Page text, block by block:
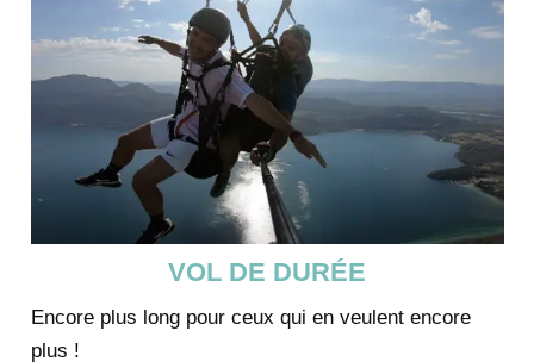
VOL DE DURÉE
Encore plus long pour ceux qui en veulent encore
plus !